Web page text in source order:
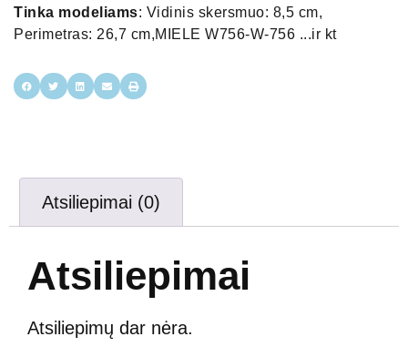
Tinka modeliams: Vidinis skersmuo: 8,5 cm,
Perimetras: 26,7 cm,MIELE W756-W-756 ...ir kt
Atsiliepimai (0)
Atsiliepimai
Atsiliepimų dar nėra.